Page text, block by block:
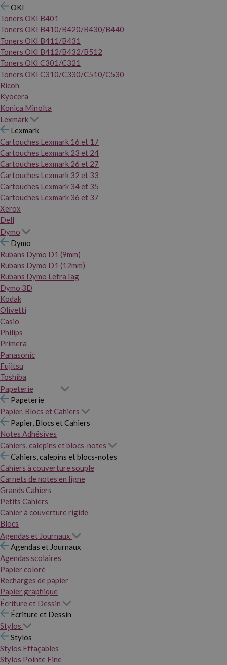
OKI
Toners OKI B401
Toners OKI B410/B420/B430/B440
Toners OKI B411/B431
Toners OKI B412/B432/B512
Toners OKI C301/C321
Toners OKI C310/C330/C510/C530
Ricoh
Kyocera
Konica Minolta
Lexmark
Lexmark
Cartouches Lexmark 16 et 17
Cartouches Lexmark 23 et 24
Cartouches Lexmark 26 et 27
Cartouches Lexmark 32 et 33
Cartouches Lexmark 34 et 35
Cartouches Lexmark 36 et 37
Xerox
Dell
Dymo
Dymo
Rubans Dymo D1 (9mm)
Rubans Dymo D1 (12mm)
Rubans Dymo LetraTag
Dymo 3D
Kodak
Olivetti
Casio
Philips
Primera
Panasonic
Fujitsu
Toshiba
Papeterie
Papeterie
Papier, Blocs et Cahiers
Papier, Blocs et Cahiers
Notes Adhésives
Cahiers, calepins et blocs-notes
Cahiers, calepins et blocs-notes
Cahiers à couverture souple
Carnets de notes en ligne
Grands Cahiers
Petits Cahiers
Cahier à couverture rigide
Blocs
Agendas et Journaux
Agendas et Journaux
Agendas scolaires
Papier coloré
Recharges de papier
Papier graphique
Écriture et Dessin
Écriture et Dessin
Stylos
Stylos
Stylos Effaçables
Stylos Pointe Fine